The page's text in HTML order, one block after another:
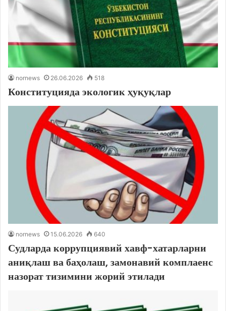
nornews 26.06.2026 518
Конституцияда экологик ҳуқуқлар
nornews 15.06.2026 640
Судларда коррупциявий хавф-хатарларни
аниқлаш ва баҳолаш, замонавий комплаенс
назорат тизимини жорий этилади